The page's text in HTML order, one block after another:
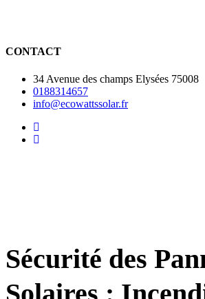
CONTACT
34 Avenue des champs Elysées 75008
0188314657
info@ecowattssolar.fr
Sécurité des